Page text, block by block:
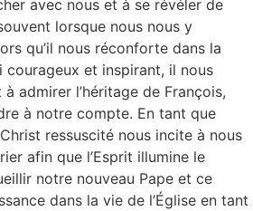
avec nous et à se révéler de
lorsque nous nous y
qu’il nous réconforte dans la
courageux et inspirant, il nous
admirer l’héritage de François,
à notre compte. En tant que
ressuscité nous incite à nous
afin que l’Esprit illumine le
notre nouveau Pape et ce
dans la vie de l’Église en tant